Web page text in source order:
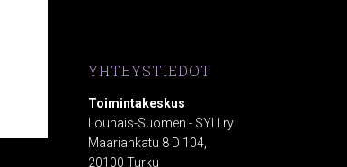
YHTEYSTIEDOT
Toimintakeskus
Lounais-Suomen - SYLI ry
Maariankatu 8 D 104,
20100 Turku